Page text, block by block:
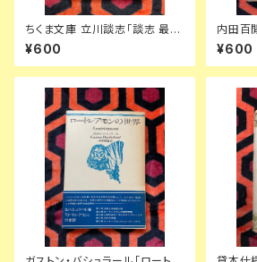
ちくま文庫 立川談志「談志 最後
の根多帳」初版 解説:広瀬和生
筑摩書房
¥600
内田百
函入り
¥600